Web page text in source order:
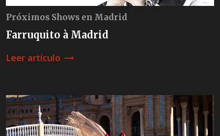
Próximos Shows en Madrid
Farruquito à Madrid
Leer artículo trending_flat